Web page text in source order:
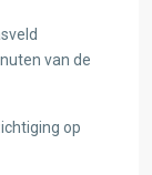
van de
op